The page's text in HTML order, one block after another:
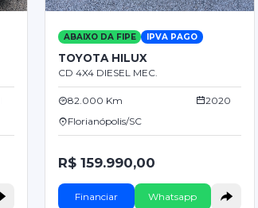
ABAIXO DA FIPE IPVA PAGO
TOYOTA HILUX
CD 4X4 DIESEL MEC.
82.000 Km
2020
Florianópolis/SC
R$ 159.990,00
Financiar Whatsapp